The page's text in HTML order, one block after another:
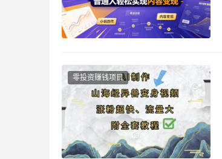
零投资赚钱项目